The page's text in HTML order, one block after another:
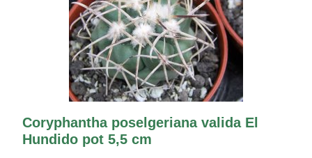
Coryphantha poselgeriana valida El
Hundido pot 5,5 cm